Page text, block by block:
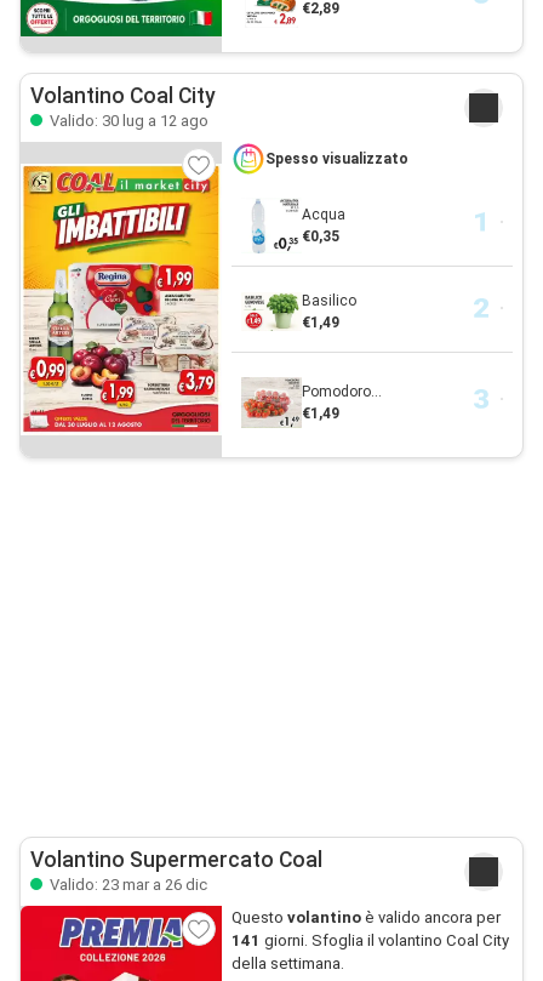
€2,89
Volantino Coal City
Valido: 30 lug a 12 ago
Spesso visualizzato
Acqua
€0,35
Basilico
€1,49
Pomodoro...
€1,49
Volantino Supermercato Coal
Valido: 23 mar a 26 dic
Questo volantinoè valido ancora per
141 giorni. Sfoglia il volantino Coal City
della settimana.